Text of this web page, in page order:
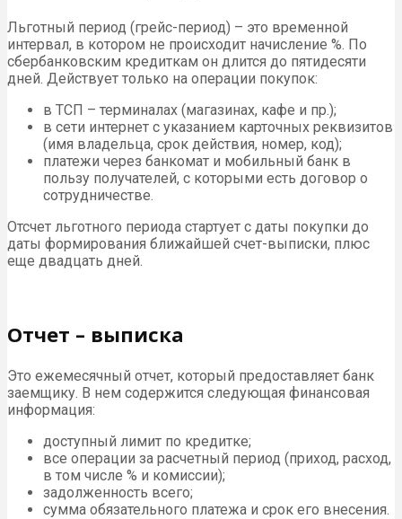
Льготный период (грейс-период) – это временной
интервал, в котором не происходит начисление %. По
сбербанковским кредиткам он длится до пятидесяти
дней. Действует только на операции покупок:
в ТСП – терминалах (магазинах, кафе и пр.);
в сети интернет с указанием карточных реквизитов
(имя владельца, срок действия, номер, код);
платежи через банкомат и мобильный банк в
пользу получателей, с которыми есть договор о
сотрудничестве.
Отсчет льготного периода стартует с даты покупки до
даты формирования ближайшей счет-выписки, плюс
еще двадцать дней.
Отчет – выписка
Это ежемесячный отчет, который предоставляет банк
заемщику. В нем содержится следующая финансовая
информация:
доступный лимит по кредитке;
все операции за расчетный период (приход, расход,
в том числе % и комиссии);
задолженность всего;
сумма обязательного платежа и срок его внесения.